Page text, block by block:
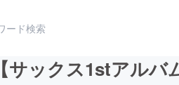
【サックス1stアル